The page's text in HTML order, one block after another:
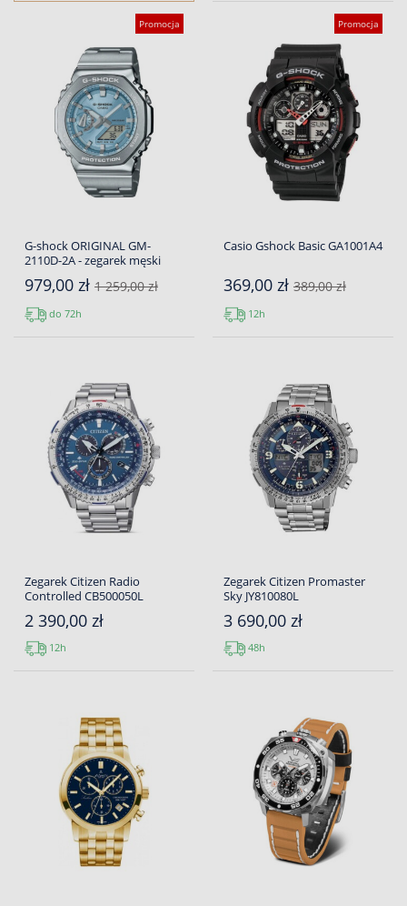
Promocja
G-shock ORIGINAL GM-
2110D-2A - zegarek męski
979,00 zł 1 259,00 zł
do 72h
Promocja
Casio Gshock Basic GA1001A4
369,00 zł 389,00 zł
12h
Zegarek Citizen Radio
Controlled CB500050L
2 390,00 zł
12h
Zegarek Citizen Promaster
Sky JY810080L
3 690,00 zł
48h